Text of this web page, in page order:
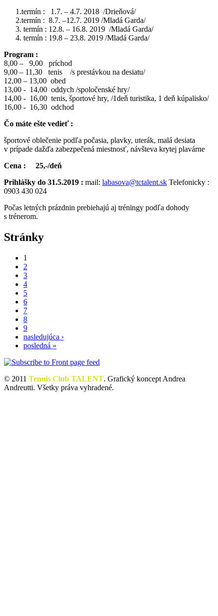
1.termín : 1.7. – 4.7. 2018 /Drieňová/
2.termín : 8.7. –12.7. 2019 /Mladá Garda/
3. termín : 12.8. – 16.8. 2019 /Mladá Garda/
4. termín : 19.8 – 23.8. 2019 /Mladá Garda/
Program :
8,00 – 9,00 príchod
9,00 – 11,30 tenis /s prestávkou na desiatu/
12,00 – 13,00 obed
13,00 - 14,00 oddych /spoločenské hry/
14,00 - 16,00 tenis, športové hry, /1deň turistika, 1 deň kúpalisko/
16,00 - 16,30 odchod
Čo máte ešte vedieť :
športové oblečenie podľa počasia, plavky, uterák, malá desiata
v prípade dažďa zabezpečená miestnosť, návšteva krytej plavárne
Cena : 25,-/deň
Prihlášky do 31.5.2019 : mail: labasova@tctalent.sk Telefonicky :
0903 430 024
Počas letných prázdnin prebiehajú aj tréningy podľa dohody
s trénerom.
Stránky
1
2
3
4
5
6
7
8
9
nasledujúca ›
posledná »
© 2011 Tennis Club TALENT. Grafický koncept Andrea
Andreutti. Všetky práva vyhradené.